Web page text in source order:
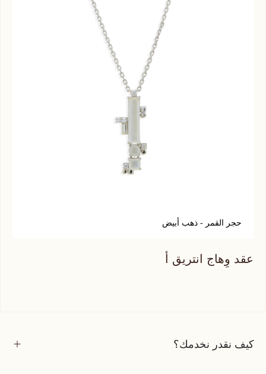
حجر القمر - ذهب أبيض
عقد وِهاج انتريق أ
كيف نقدر نخدمك؟